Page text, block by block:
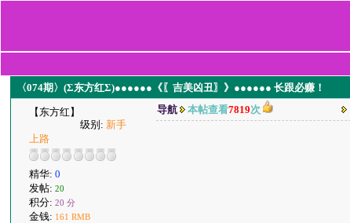
〈074期〉(Σ东方红Σ)●●●●●●《〖吉美凶丑〗》●●●●●● 长跟必赚！
【东方红】
级别: 新手
上路
精华:0
发帖:20
积分:20 分
金钱: 161 RMB
导航 本帖查看7819次